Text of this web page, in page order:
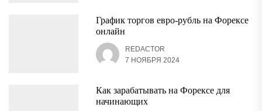
График торгов евро-рубль на Форексе
онлайн
REDACTOR
7 НОЯБРЯ 2024
Как зарабатывать на Форексе для
начинающих